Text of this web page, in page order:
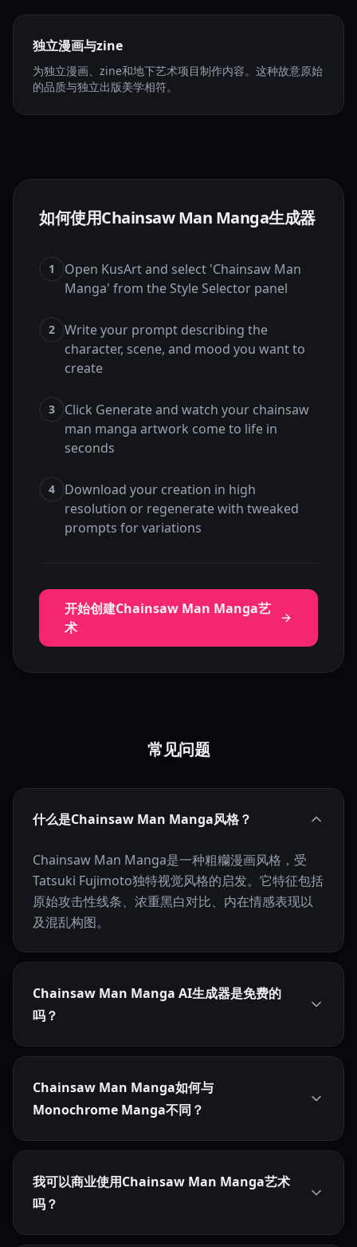
独立漫画与zine
为独立漫画、zine和地下艺术项目制作内容。这种故意原始
的品质与独立出版美学相符。
如何使用Chainsaw Man Manga生成器
1
Open KusArt and select 'Chainsaw Man
Manga' from the Style Selector panel
2
Write your prompt describing the
character, scene, and mood you want to
create
3
Click Generate and watch your chainsaw
man manga artwork come to life in
seconds
4
Download your creation in high
resolution or regenerate with tweaked
prompts for variations
开始创建Chainsaw Man Manga艺
术
常见问题
什么是Chainsaw Man Manga风格？
Chainsaw Man Manga是一种粗糷漫画风格，受
Tatsuki Fujimoto独特视觉风格的启发。它特征包括
原始攻击性线条、浓重黑白对比、内在情感表现以
及混乱构图。
Chainsaw Man Manga AI生成器是免费的
吗？
Chainsaw Man Manga如何与
Monochrome Manga不同？
我可以商业使用Chainsaw Man Manga艺术
吗？